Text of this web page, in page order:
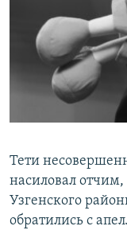
Тети
насиловал
Узгенского
обратились с